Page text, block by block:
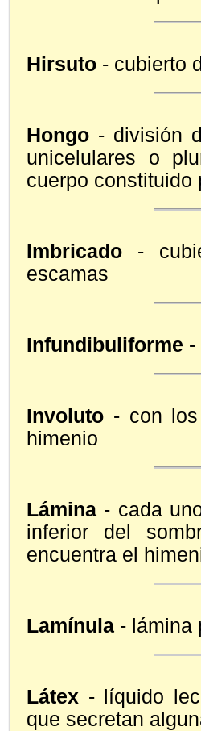
Hirsuto - cubierto
Hongo - división
unicelulares o
cuerpo constituido
Imbricado -
escamas
Infundibuliforme -
Involuto - con
himenio
Lámina - cada
inferior del
encuentra el
Lamínula - lámina
Látex - líquido
que secretan